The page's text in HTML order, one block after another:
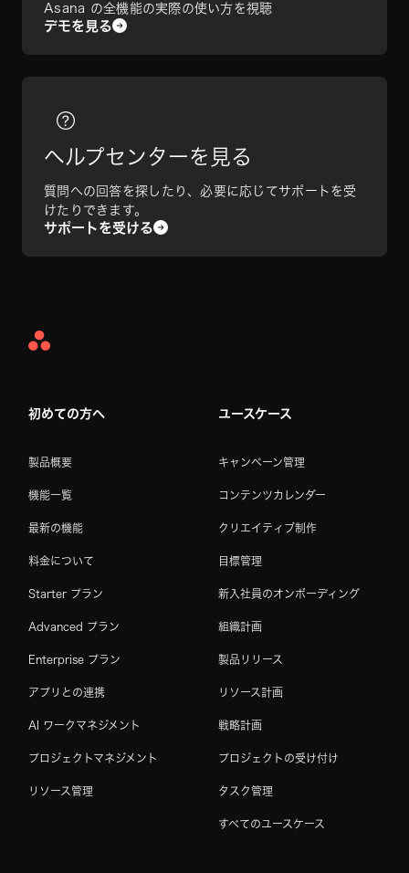
Asana の全機能の実際の使い方を視聴
デモを見る
ヘルプセンターを見る
質問への回答を探したり、必要に応じてサポートを受
けたりできます。
サポートを受ける
Asana
初めての方へ
製品概要
機能一覧
最新の機能
料金について
Starter プラン
Advanced プラン
Enterprise プラン
アプリとの連携
AI ワークマネジメント
プロジェクトマネジメント
リソース管理
ユースケース
キャンペーン管理
コンテンツカレンダー
クリエイティブ制作
目標管理
新入社員のオンボーディング
組織計画
製品リリース
リソース計画
戦略計画
プロジェクトの受け付け
タスク管理
すべてのユースケース